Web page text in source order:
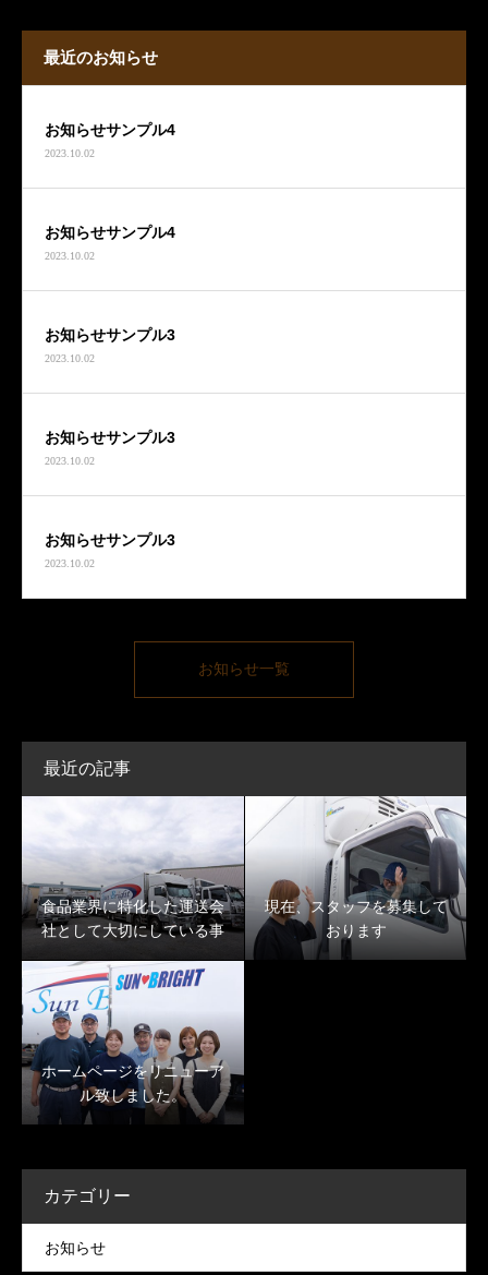
最近のお知らせ
お知らせサンプル4
2023.10.02
お知らせサンプル4
2023.10.02
お知らせサンプル3
2023.10.02
お知らせサンプル3
2023.10.02
お知らせサンプル3
2023.10.02
お知らせ一覧
最近の記事
食品業界に特化した運送会
社として大切にしている事
現在、スタッフを募集して
おります
ホームページをリニューア
ル致しました。
カテゴリー
お知らせ